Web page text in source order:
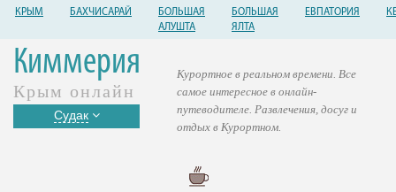
КРЫМ БАХЧИСАРАЙ
БОЛЬШАЯ
АЛУШТА
БОЛЬШАЯ
ЯЛТА
ЕВПАТОРИЯ
Киммерия
Крым онлайн
Судак
Курортное в реальном времени. Все
самое интересное в онлайн-
путеводителе. Развлечения, досуг и
отдых в Курортном.